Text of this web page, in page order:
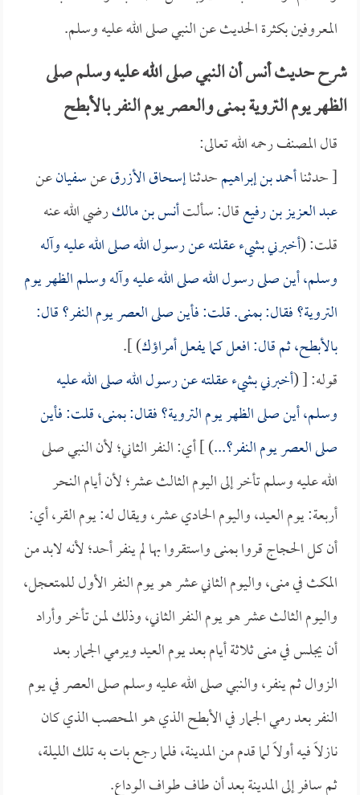
المعروفين بكثرة الحديث عن النبي صلى الله عليه وسلم.
شرح حديث أنس أن النبي صلى الله عليه وسلم صلى
الظهر يوم التروية بمنى والعصر يوم النفر بالأبطح
قال المصنف رحمه الله تعالى:
[ حدثناأحمد بن إبراهيمحدثناإسحاق الأزرقعنسفيانعن
عبد العزيز بن رفيعقال: سألتأنس بن مالكرضي الله عنه
قلت: (أخبرني بشيء عقلته عن رسول الله صلى الله عليه وآله
وسلم، أين صلى رسول الله صلى الله عليه وآله وسلم الظهر يوم
التروية؟ فقال: بمنى. قلت: فأين صلى العصر يوم النفر؟ قال:
بالأبطح، ثم قال: افعل كما يفعل أمراؤك) ].
قوله: [ (أخبرني بشيء عقلته عن رسول الله صلى الله عليه
وسلم، أين صلى الظهر يوم التروية؟ فقال: بمنى، قلت: فأين
صلى العصر يوم النفر؟...) ] أي: النفر الثاني؛ لأن النبي صلى
الله عليه وسلم تأخر إلى اليوم الثالث عشر؛ لأن أيام النحر
أربعة: يوم العيد، واليوم الحادي عشر، ويقال له: يوم القر، أي:
أن كل الحجاج قروا بمنى واستقروا بها لم ينفر أحد؛ لأنه لابد من
المكث في منى، واليوم الثاني عشر هو يوم النفر الأول للمتعجل،
واليوم الثالث عشر هو يوم النفر الثاني، وذلك لمن تأخر وأراد
أن يجلس في منى ثلاثة أيام بعد يوم العيد ويرمي الجمار بعد
الزوال ثم ينفر، والنبي صلى الله عليه وسلم صلى العصر في يوم
النفر بعد رمي الجمار في الأبطح الذي هو المحصب الذي كان
نازلاً فيه أولاً لما قدم من المدينة، فلما رجع بات به تلك الليلة،
ثم سافر إلى المدينة بعد أن طاف طواف الوداع.